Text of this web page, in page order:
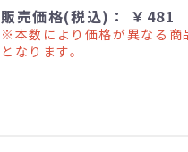
販売価格(税込)： ￥481
※本数により価格が異なる商
となります。